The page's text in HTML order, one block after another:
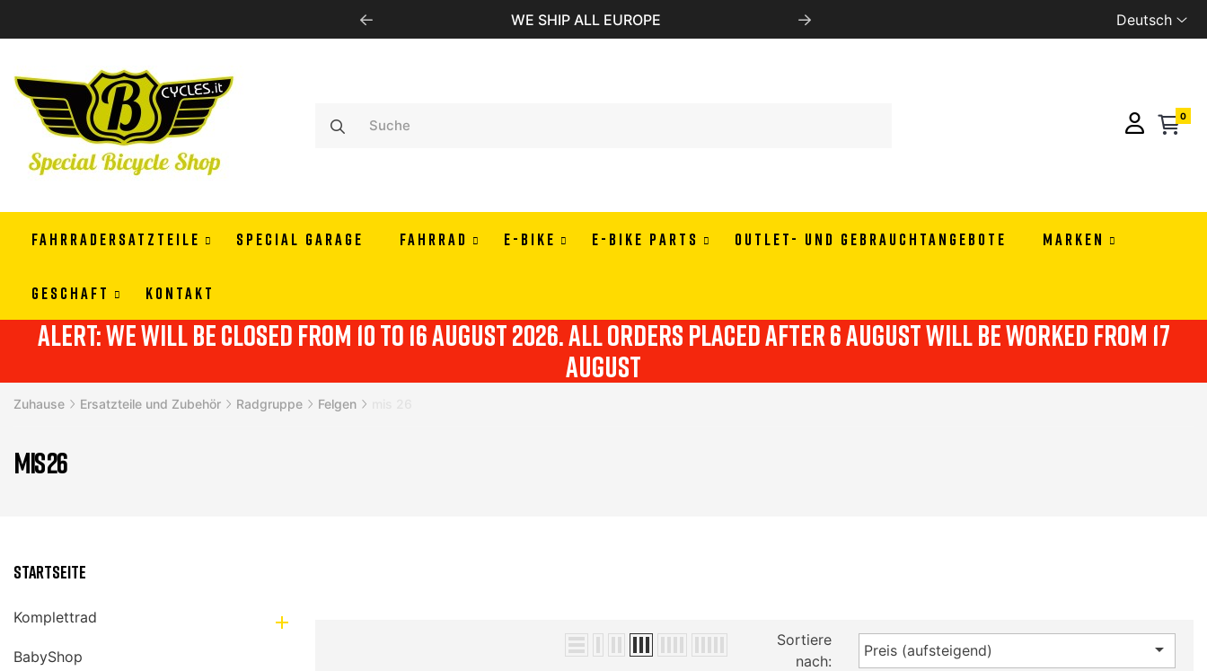
PAY IN 3 OR 4 RATES WITH ALMAPAY Deutsch
0
FAHRRADERSATZTEILE SPECIAL GARAGE FAHRRAD E-BIKE E-BIKE PARTS OUTLET- UND GEBRAUCHTANGEBOTE MARKEN
GESCHAFT KONTAKT
alert: we will be closed from 10 to 16 august 2026. all orders placed after 6 august will be worked from 17
august
Zuhause Ersatzteile und Zubehör Radgruppe Felgen
MIS 26
Startseite
Komplettrad 
BabyShop
Sortiere
nach:
Preis (aufsteigend) 